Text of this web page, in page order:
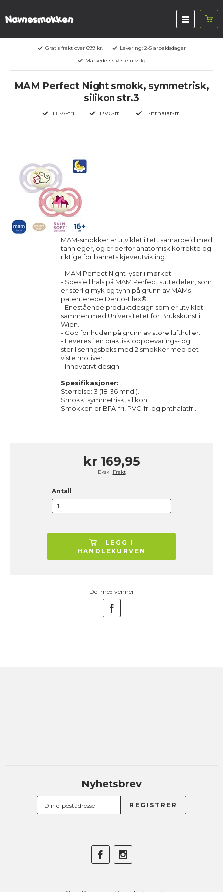
Gratis frakt over 699 kr.
Levering: 2-5 arbeidsdager
Markedets største utvalg
MAM Perfect Night smokk, symmetrisk,
silikon str.3
BPA-fri PVC-fri Phthalat-fri
MAM-smokker er utviklet i tett samarbeid med
tannleger, og er derfor anatomisk korrekte og
riktige for barnets kjeveutvikling.
- MAM Perfect Night lyser i mørket
- Spesiell hals på MAM Perfect suttedelen, som
er særlig myk og tynn på grunn av MAMs
patenterede Dento-Flex®.
- Enestående produktdesign som er utviklet
sammen med Universitetet for Brukskunst i
Wien.
- God for huden på grunn av store lufthuller.
- Leveres i en praktisk oppbevarings- og
steriliseringsboks med 2 smokker med det
viste motiver.
- Innovativt design.
Spesifikasjoner:
Størrelse: 3 (18-36 mnd.).
Smokk: symmetrisk, silikon.
Smokken er BPA-fri, PVC-fri og phthalatfri.
kr 169,95
Ekskl. Frakt
Antall
LEGG I
HANDLEKURVEN
Del med venner
Nyhetsbrev